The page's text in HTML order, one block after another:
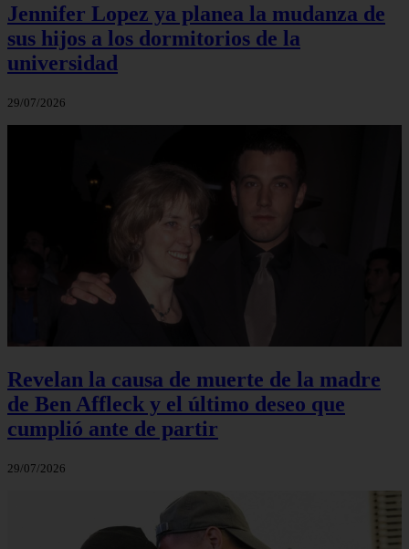
Jennifer Lopez ya planea la mudanza de
sus hijos a los dormitorios de la
universidad
29/07/2026
Revelan la causa de muerte de la madre
de Ben Affleck y el último deseo que
cumplió ante de partir
29/07/2026